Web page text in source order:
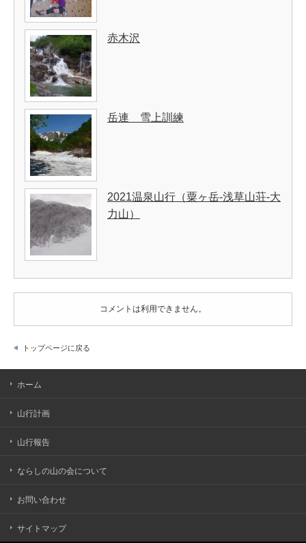
赤木沢
岳連 雪上訓練
2021温泉山行（粟ヶ岳-浅草山荘-大
力山）
コメントは利用できません。
トップページに戻る
ホーム
山行計画
山行報告
ならしの山の会について
お問い合わせ
サイトマップ